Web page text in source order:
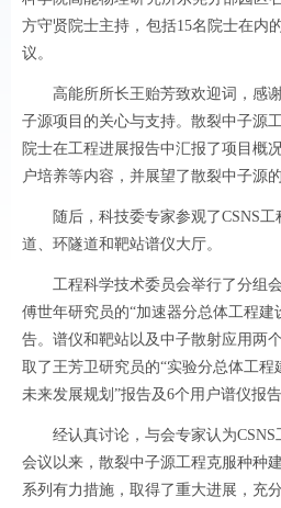
方守贤院士主持，包括15名院士在内
议。
高能所所长王贻芳致欢迎词，感谢
子源项目的关心与支持。散裂中子源
院士在工程进展报告中汇报了项目概
户培养等内容，并展望了散裂中子源
随后，科技委专家参观了CSNS工
道、环隧道和靶站谱仪大厅。
工程科学技术委员会举行了分组会
傅世年研究员的“加速器分总体工程建
告。谱仪和靶站以及中子散射应用两
取了王芳卫研究员的“实验分总体工
未来发展规划”报告及6个用户谱仪报告
经认真讨论，与会专家认为CSNS
会议以来，散裂中子源工程克服种种
系列有力措施，取得了重大进展，充